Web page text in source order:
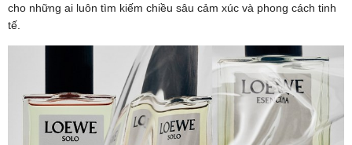
cho những ai luôn tìm kiếm chiều sâu cảm xúc và phong cách tinh
tế.